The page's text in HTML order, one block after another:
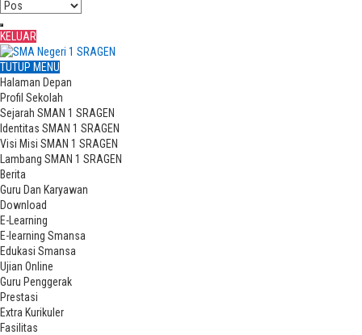
KELUAR
TUTUP MENU
Halaman Depan
Profil Sekolah
Sejarah SMAN 1 SRAGEN
Identitas SMAN 1 SRAGEN
Visi Misi SMAN 1 SRAGEN
Lambang SMAN 1 SRAGEN
Berita
Guru Dan Karyawan
Download
E-Learning
E-learning Smansa
Edukasi Smansa
Ujian Online
Guru Penggerak
Prestasi
Extra Kurikuler
Fasilitas